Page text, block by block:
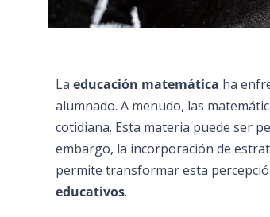
La educación matemática ha
alumnado. A menudo, las
cotidiana. Esta materia puede ser
embargo, la incorporación de
permite transformar esta
educativos.